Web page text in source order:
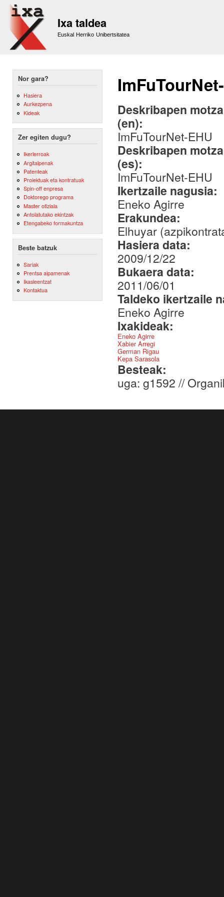
Ixa taldea
Euskal Herriko Unibertsitatea
Nor gara?
Hasiera
Aurkezpena
Kideak
Zer egiten dugu?
Ikerlerroak
Argitalpenak
Patenteak
Proiektuak eta kontratuak
Spin-off enpresa
Doktorego programa
Master ofiziala
Antolatutako ekintzak
Etengabeko formakuntza
Beste batzuk
Sariak
Prentsa aipamenak
Ikasleentzat
Kontaktua
Deskribapen
(en):
ImFuTourNet-EHU
Deskribapen
(es):
ImFuTourNet-EHU
Ikertzaile nagusia:
Eneko Agirre
Erakundea:
Elhuyar
Hasiera data:
2009/12/22
Bukaera data:
2011/06/01
Taldeko ikertzaile
Eneko Agirre
Ixakideak:
Eneko Agirre
Xabier Arregi
German Rigau
Kepa Sarasola
Besteak:
uga: g1592 //